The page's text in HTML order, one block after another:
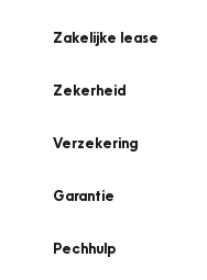
Zakelijke lease
Zekerheid
Verzekering
Garantie
Pechhulp